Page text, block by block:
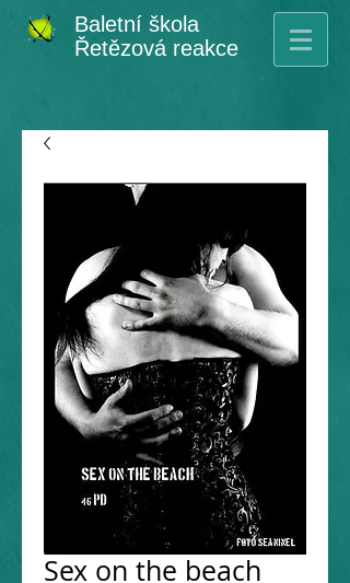
Baletní škola
Řetězová reakce
Sex on the beach